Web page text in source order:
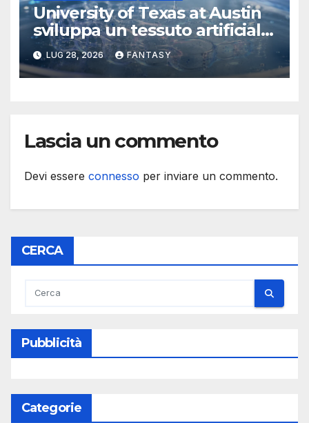
University of Texas at Austin
sviluppa un tessuto artificiale
stampabile in 3D che imita le
membrane dei tessuti
LUG 28, 2026 FANTASY
Lascia un commento
Devi essere connesso per inviare un commento.
CERCA
Pubblicità
Categorie